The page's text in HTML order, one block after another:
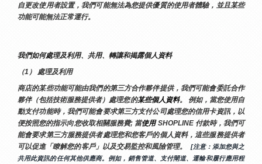
自更改使用者設置，我們可能無法為您提供優質的使用者體驗，並且某些
功能可能無法正常運行。
我們如何處理及利用、共用、轉讓和揭露個人資料
（1） 處理及利用
商店的某些功能可能由我們的第三方合作夥伴提供，我們可能會委託合作
夥伴（包括技術服務提供者）處理您的某些個人資料。 例如，當您使用自
動支付功能時，我們可能會要求第三方支付公司處理您的信用卡資訊，以
便按照您的指示向您收取相關服務費; 當使用 SHOPLINE 付款時，我們可
能會要求第三方服務提供者處理您和您客戶的個人資料，這些服務提供者
可以促進「瞭解您的客戶」以及交易監控和風險管理。
[注意：添加您與之
共用此資訊的任何其他供應商。例如，銷售管道、支付閘道、運輸和履行應用程